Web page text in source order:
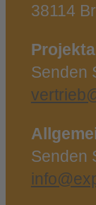
38114
Senden
Senden